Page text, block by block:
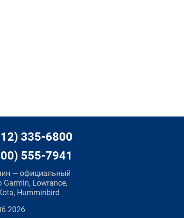
335-6800
555-7941
— официальный
Garmin, Lowrance,
Humminbird
2026